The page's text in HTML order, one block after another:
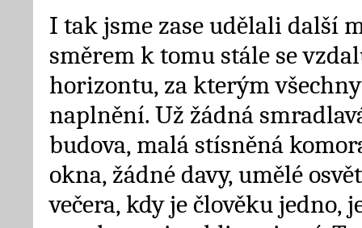
I tak jsme zase udělali další
směrem k tomu stále se
horizontu, za kterým
naplnění. Už žádná
budova, malá stísněná
okna, žádné davy, umělé
večera, kdy je člověku jedno,